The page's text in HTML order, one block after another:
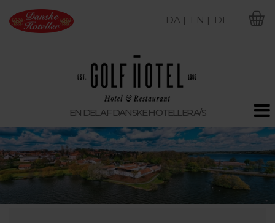
EN DEL AF DANSKE HOTELLER A/S
DA | EN | DE